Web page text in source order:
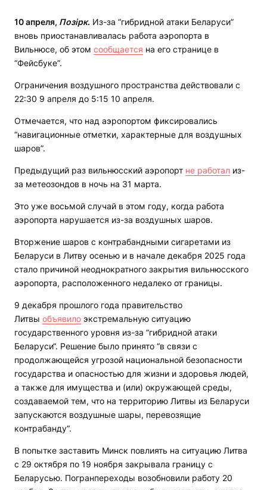
10 апреля, Позірк. Из-за “гибридной атаки Беларуси”
вновь приостанавливалась работа аэропорта в
Вильнюсе, об этом сообщается на его странице в
“Фейсбуке”.
Ограничения воздушного пространства действовали с
22:30 9 апреля до 5:15 10 апреля.
Отмечается, что над аэропортом фиксировались
“навигационные отметки, характерные для воздушных
шаров”.
Предыдущий раз вильнюсский аэропорт не работал из-
за метеозондов в ночь на 31 марта.
Это уже восьмой случай в этом году, когда работа
аэропорта нарушается из-за воздушных шаров.
Вторжение шаров с контрабандными сигаретами из
Беларуси в Литву осенью и в начале декабря 2025 года
стало причиной неоднократного закрытия вильнюсского
аэропорта, расположенного недалеко от границы.
9 декабря прошлого года правительство
Литвы объявило экстремальную ситуацию
государственного уровня из-за “гибридной атаки
Беларуси“. Решение было принято “в связи с
продолжающейся угрозой национальной безопасности
государства и опасностью для жизни и здоровья людей,
а также для имущества и (или) окружающей среды,
создаваемой тем, что на территорию Литвы из Беларуси
запускаются воздушные шары, перевозящие
контрабанду“.
В попытке заставить Минск повлиять на ситуацию Литва
с 29 октября по 19 ноября закрывала границу с
Беларусью. Погранпереходы возобновили работу 20